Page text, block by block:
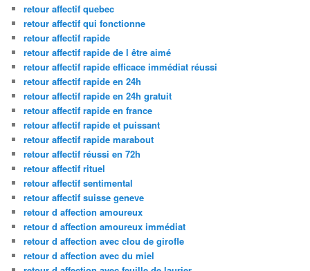
retour affectif quebec
retour affectif qui fonctionne
retour affectif rapide
retour affectif rapide de l être aimé
retour affectif rapide efficace immédiat réussi
retour affectif rapide en 24h
retour affectif rapide en 24h gratuit
retour affectif rapide en france
retour affectif rapide et puissant
retour affectif rapide marabout
retour affectif réussi en 72h
retour affectif rituel
retour affectif sentimental
retour affectif suisse geneve
retour d affection amoureux
retour d affection amoureux immédiat
retour d affection avec clou de girofle
retour d affection avec du miel